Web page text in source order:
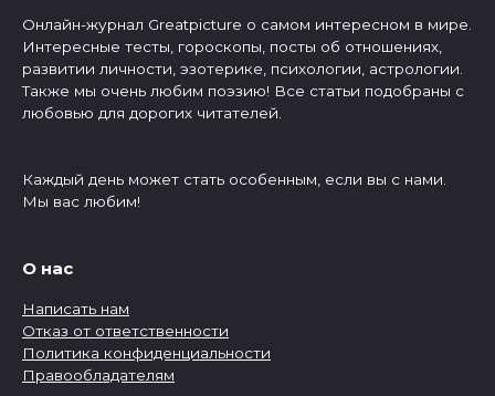
Онлайн-журнал Greatpicture о самом интересном в мире.
Интересные тесты, гороскопы, посты об отношениях,
развитии личности, эзотерике, психологии, астрологии.
Также мы очень любим поэзию! Все статьи подобраны с
любовью для дорогих читателей.
Каждый день может стать особенным, если вы с нами.
Мы вас любим!
О нас
Написать нам
Отказ от ответственности
Политика конфиденциальности
Правообладателям